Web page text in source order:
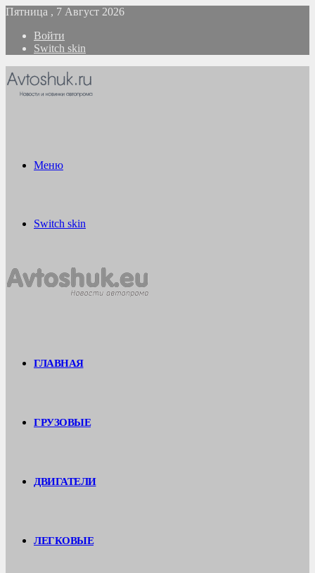
Пятница , 7 Август 2026
Войти
Switch skin
Меню
Switch skin
ГЛАВНАЯ
ГРУЗОВЫЕ
ДВИГАТЕЛИ
ЛЕГКОВЫЕ